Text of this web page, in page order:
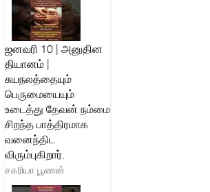
ஜனவரி 10 | அனுதின
தியானம் |
சுயநலத்தையும்
பெருமையையும்
உடைத்து தேவன் நம்மை
சிறந்த பாத்திரமாக
வனைந்திட
விரும்புகிறார்.
சகரியா பூணன்